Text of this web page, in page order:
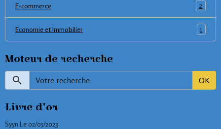
E-commerce 2
Economie et Immobilier 1
Moteur de recherche
OK
Livre d'or
Syyn Le 02/05/2023